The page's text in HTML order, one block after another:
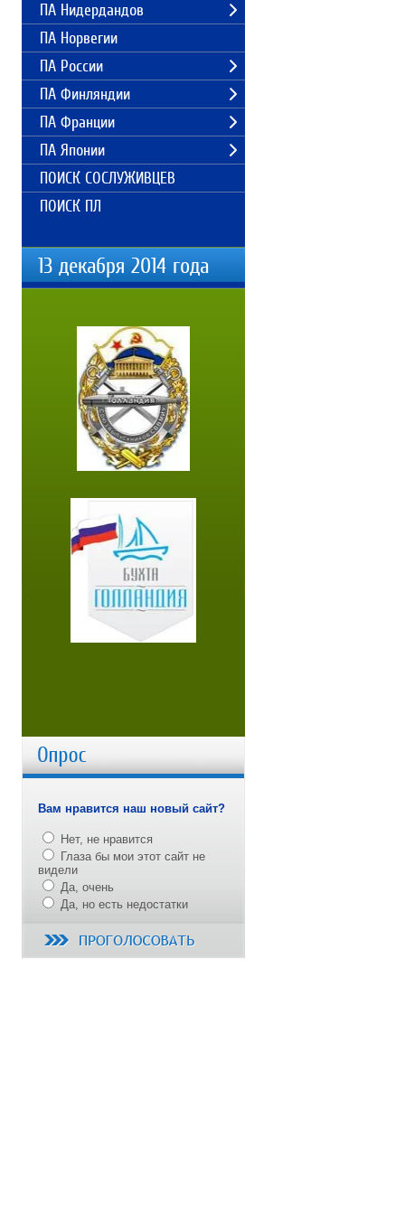
ПА Нидердандов
ПА Норвегии
ПА России
ПА Финляндии
ПА Франции
ПА Японии
ПОИСК СОСЛУЖИВЦЕВ
ПОИСК ПЛ
13 декабря 2014 года
Вам нравится наш новый сайт?
Нет, не нравится
Глаза бы мои этот сайт не
видели
Да, очень
Да, но есть недостатки